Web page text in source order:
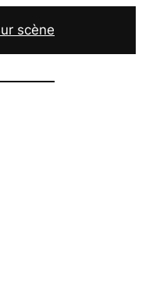
scène